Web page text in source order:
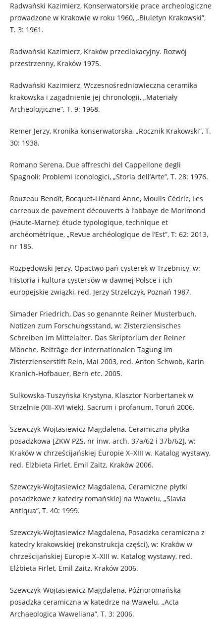
Radwański Kazimierz, Konserwatorskie prace archeologiczne
prowadzone w Krakowie w roku 1960, „Biuletyn Krakowski”,
T. 3: 1961.
Radwański Kazimierz, Kraków przedlokacyjny. Rozwój
przestrzenny, Kraków 1975.
Radwański Kazimierz, Wczesnośredniowieczna ceramika
krakowska i zagadnienie jej chronologii, „Materiały
Archeologiczne”, T. 9: 1968.
Remer Jerzy, Kronika konserwatorska, „Rocznik Krakowski”, T.
30: 1938.
Romano Serena, Due affreschi del Cappellone degli
Spagnoli: Problemi iconologici, „Storia dell’Arte”, T. 28: 1976.
Rouzeau Benoît, Bocquet-Liénard Anne, Moulis Cédric, Les
carreaux de pavement découverts à l’abbaye de Morimond
(Haute-Marne): étude typologique, technique et
archéométrique, „Revue archéologique de l’Est”, T: 62: 2013,
nr 185.
Rozpędowski Jerzy, Opactwo pań cysterek w Trzebnicy, w:
Historia i kultura cystersów w dawnej Polsce i ich
europejskie związki, red. Jerzy Strzelczyk, Poznań 1987.
Simader Friedrich, Das so genannte Reiner Musterbuch.
Notizen zum Forschungsstand, w: Zisterziensisches
Schreiben im Mittelalter. Das Skriptorium der Reiner
Mönche. Beiträge der internationalen Tagung im
Zisterzienserstift Rein, Mai 2003, red. Anton Schwob, Karin
Kranich-Hofbauer, Bern etc. 2005.
Sulkowska-Tuszyńska Krystyna, Klasztor Norbertanek w
Strzelnie (XII–XVI wiek). Sacrum i profanum, Toruń 2006.
Szewczyk-Wojtasiewicz Magdalena, Ceramiczna płytka
posadzkowa [ZKW PZS, nr inw. arch. 37a/62 i 37b/62], w:
Kraków w chrześcijańskiej Europie X–XIII w. Katalog wystawy,
red. Elżbieta Firlet, Emil Zaitz, Kraków 2006.
Szewczyk-Wojtasiewicz Magdalena, Ceramiczne płytki
posadzkowe z katedry romańskiej na Wawelu, „Slavia
Antiqua”, T. 40: 1999.
Szewczyk-Wojtasiewicz Magdalena, Posadzka ceramiczna z
katedry krakowskiej (rekonstrukcja części), w: Kraków w
chrześcijańskiej Europie X–XIII w. Katalog wystawy, red.
Elżbieta Firlet, Emil Zaitz, Kraków 2006.
Szewczyk-Wojtasiewicz Magdalena, Późnoromańska
posadzka ceramiczna w katedrze na Wawelu, „Acta
Archaeologica Waweliana”, T. 3: 2006.